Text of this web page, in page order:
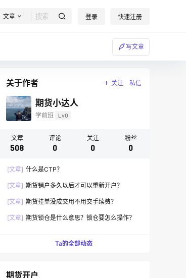
文章 登录 快速注册
写文章
关于作者 关注 私信
期货小达人
学前班 Lv0
文章
508
评论
0
关注
0
粉丝
0
[文章] 什么是CTP？
[文章] 期货销户多久以后才可以重新开户？
[文章] 期货挂单没成交用不用交手续费？
[文章] 期货锁仓是什么意思？锁仓要怎么操作？
Ta的全部动态
期货开户